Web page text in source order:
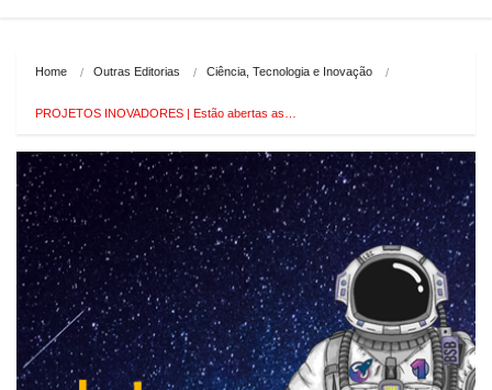
Home Outras Editorias Ciência, Tecnologia e Inovação
PROJETOS INOVADORES | Estão abertas as…